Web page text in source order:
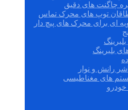
چاگنت های دقیق
توپ های محرک تماس
ای برای محرک های پیچ دار
بلبرینگ
رانش و نوار
های مغناطیسی
خودرو